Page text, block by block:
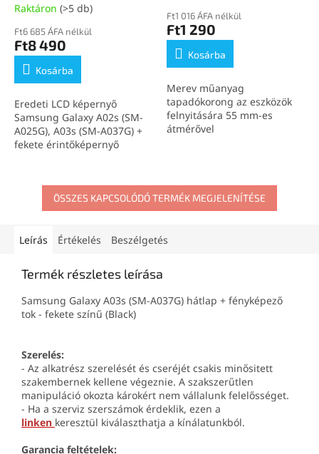
Raktáron (>5 db)
Ft6 685 ÁFA nélkül
Ft8 490
Kosárba
Eredeti LCD képernyő
Samsung Galaxy A02s (SM-
A025G), A03s (SM-A037G) +
fekete érintőképernyő
Ft1 016 ÁFA nélkül
Ft1 290
Kosárba
Merev műanyag
tapadókorong az eszközök
felnyitására 55 mm-es
átmérővel
ÖSSZES KAPCSOLÓDÓ TERMÉK MEGJELENÍTÉSE
Leírás Értékelés Beszélgetés
Termék részletes leírása
Samsung Galaxy A03s (SM-A037G) hátlap + fényképező
tok - fekete színű (Black)
Szerelés:
- Az alkatrész szerelését és cseréjét csakis minősitett
szakembernek kellene végeznie. A szakszerűtlen
manipuláció okozta károkért nem vállalunk felelősséget.
- Ha a szerviz szerszámok érdeklik, ezen a
linken keresztül kiválaszthatja a kínálatunkból.
Garancia feltételek: